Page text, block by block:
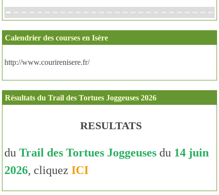
Calendrier des courses en Isère
http://www.courirenisere.fr/
Résultats du Trail des Tortues Joggeuses 2026
RESULTATS
du Trail des Tortues Joggeuses du 14 juin
2026, cliquez ICI